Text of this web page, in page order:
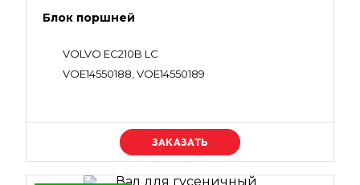
Блок поршней
VOLVO EC210B LC
VOE14550188, VOE14550189
Уточняйте цену